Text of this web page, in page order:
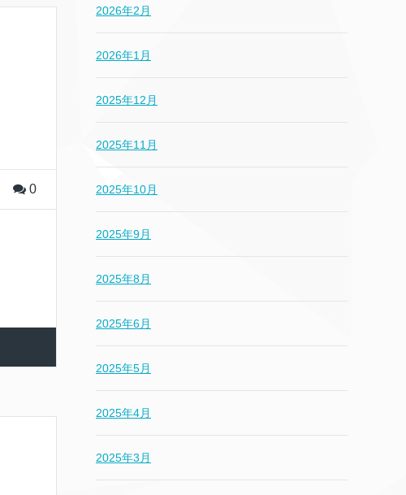
0
2026年2月
2026年1月
2025年12月
2025年11月
2025年10月
2025年9月
2025年8月
2025年6月
2025年5月
2025年4月
2025年3月